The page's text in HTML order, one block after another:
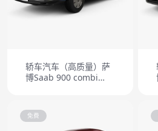
轿车汽车（高质量）萨
博Saab 900 combi
免费